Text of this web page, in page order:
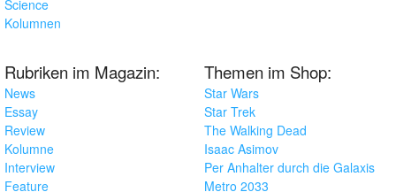
Science
Kolumnen
Rubriken im Magazin:
News
Essay
Review
Kolumne
Interview
Feature
Themen im Shop:
Star Wars
Star Trek
The Walking Dead
Isaac Asimov
Per Anhalter durch die Galaxis
Metro 2033